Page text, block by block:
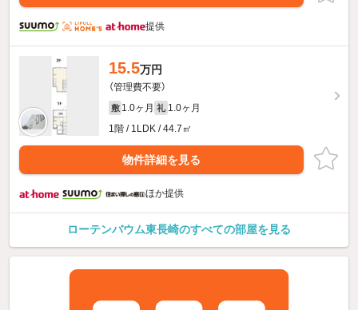
提供
15.5万円
（管理費不要）
敷 1.0ヶ月 礼 1.0ヶ月
1階 / 1LDK / 44.7㎡
物件詳細を見る
ほか提供
ローテンバウム東長崎のすべての部屋を見る